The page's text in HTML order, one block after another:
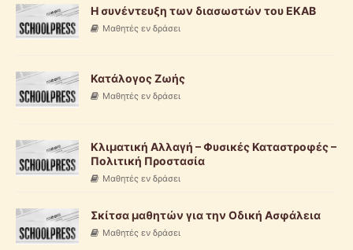
Η συνέντευξη των διασωστών του ΕΚΑΒ
Μαθητές εν δράσει
Κατάλογος Ζωής
Μαθητές εν δράσει
Κλιματική Αλλαγή – Φυσικές Καταστροφές –
Πολιτική Προστασία
Μαθητές εν δράσει
Σκίτσα μαθητών για την Οδική Ασφάλεια
Μαθητές εν δράσει